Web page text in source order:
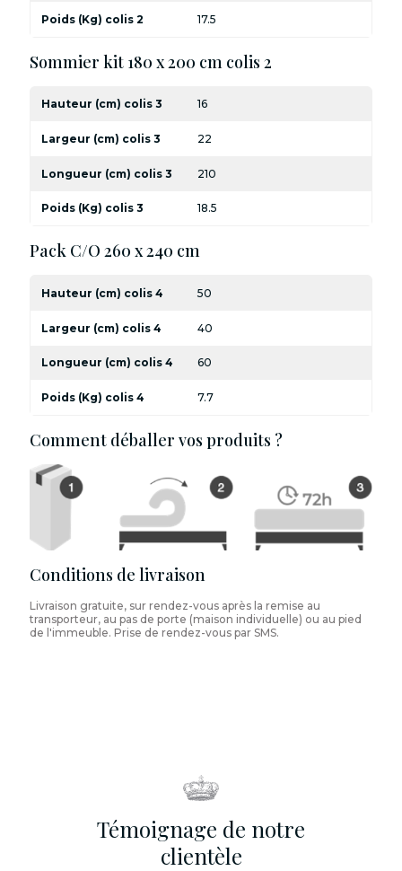
Poids (Kg) colis 2 17.5
Sommier kit 180 x 200 cm colis 2
Hauteur (cm) colis 3 16
Largeur (cm) colis 3 22
Longueur (cm) colis 3 210
Poids (Kg) colis 3 18.5
Pack C/O 260 x 240 cm
Hauteur (cm) colis 4 50
Largeur (cm) colis 4 40
Longueur (cm) colis 4 60
Poids (Kg) colis 4 7.7
Comment déballer vos produits ?
Conditions de livraison
Livraison gratuite, sur rendez-vous après la remise au
transporteur, au pas de porte (maison individuelle) ou au pied
de l'immeuble. Prise de rendez-vous par SMS.
Témoignage de notre
clientèle